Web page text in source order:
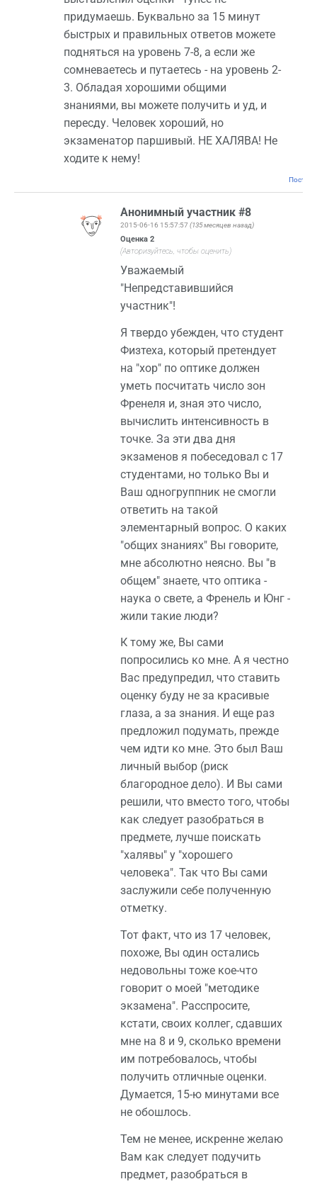
придумаешь. Буквально за 15 минут
быстрых и правильных ответов можете
подняться на уровень 7-8, а если же
сомневаетесь и путаетесь - на уровень 2-
3. Обладая хорошими общими
знаниями, вы можете получить и уд, и
пересду. Человек хороший, но
экзаменатор паршивый. НЕ ХАЛЯВА! Не
ходите к нему!
Анонимный участник #8
2015-06-16 15:57:57(135 месяцев назад)
Оценка2
(Авторизуйтесь, чтобы оценить)
Уважаемый
"Непредставившийся
участник"!
Я твердо убежден, что студент
Физтеха, который претендует
на "хор" по оптике должен
уметь посчитать число зон
Френеля и, зная это число,
вычислить интенсивность в
точке. За эти два дня
экзаменов я побеседовал с 17
студентами, но только Вы и
Ваш одногруппник не смогли
ответить на такой
элементарный вопрос. О каких
"общих знаниях" Вы говорите,
мне абсолютно неясно. Вы "в
общем" знаете, что оптика -
наука о свете, а Френель и Юнг -
жили такие люди?
К тому же, Вы сами
попросились ко мне. А я честно
Вас предупредил, что ставить
оценку буду не за красивые
глаза, а за знания. И еще раз
предложил подумать, прежде
чем идти ко мне. Это был Ваш
личный выбор (риск
благородное дело). И Вы сами
решили, что вместо того, чтобы
как следует разобраться в
предмете, лучше поискать
"халявы" у "хорошего
человека". Так что Вы сами
заслужили себе полученную
отметку.
Тот факт, что из 17 человек,
похоже, Вы один остались
недовольны тоже кое-что
говорит о моей "методике
экзамена". Расспросите,
кстати, своих коллег, сдавших
мне на 8 и 9, сколько времени
им потребовалось, чтобы
получить отличные оценки.
Думается, 15-ю минутами все
не обошлось.
Тем не менее, искренне желаю
Вам как следует подучить
предмет, разобраться в